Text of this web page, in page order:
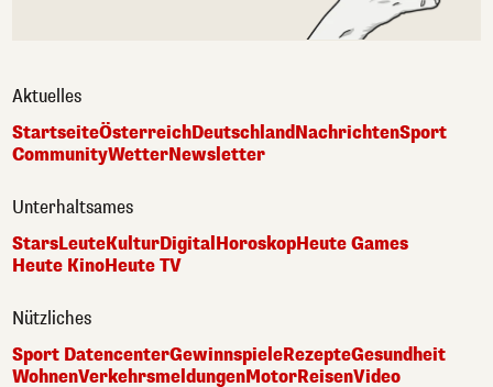
Aktuelles
StartseiteÖsterreichDeutschlandNachrichtenSport
CommunityWetterNewsletter
Unterhaltsames
StarsLeuteKulturDigital HoroskopHeute Games
Heute KinoHeute TV
Nützliches
Sport DatencenterGewinnspieleRezepteGesundheit
WohnenVerkehrsmeldungenMotorReisenVideo